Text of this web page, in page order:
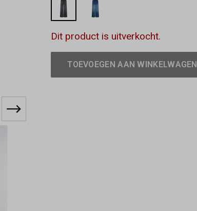
Dit product is uitverkocht.
TOEVOEGEN AAN WINKELWAGEN